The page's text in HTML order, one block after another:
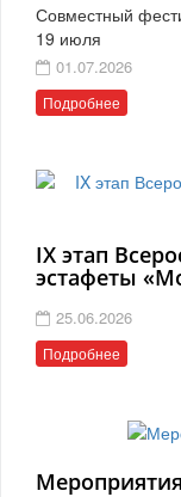
Совместный
19 июля
01.07.2026
Подробнее
IX этап
эстафеты
25.06.2026
Подробнее